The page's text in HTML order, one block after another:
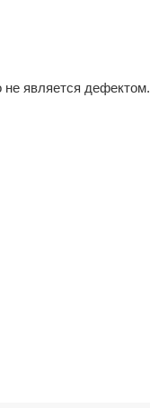
не является дефектом.